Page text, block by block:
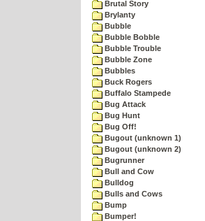
Brutal Story
Brylanty
Bubble
Bubble Bobble
Bubble Trouble
Bubble Zone
Bubbles
Buck Rogers
Buffalo Stampede
Bug Attack
Bug Hunt
Bug Off!
Bugout (unknown 1)
Bugout (unknown 2)
Bugrunner
Bull and Cow
Bulldog
Bulls and Cows
Bump
Bumper!